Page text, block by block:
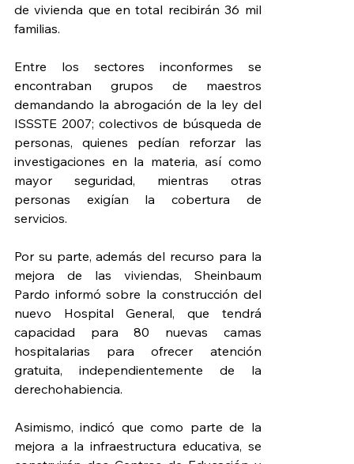
de vivienda que en total recibirán 36 mil
familias.
Entre los sectores inconformes se
encontraban grupos de maestros
demandando la abrogación de la ley del
ISSSTE 2007; colectivos de búsqueda de
personas, quienes pedían reforzar las
investigaciones en la materia, así como
mayor seguridad, mientras otras
personas exigían la cobertura de
servicios.
Por su parte, además del recurso para la
mejora de las viviendas, Sheinbaum
Pardo informó sobre la construcción del
nuevo Hospital General, que tendrá
capacidad para 80 nuevas camas
hospitalarias para ofrecer atención
gratuita, independientemente de la
derechohabiencia.
Asimismo, indicó que como parte de la
mejora a la infraestructura educativa, se